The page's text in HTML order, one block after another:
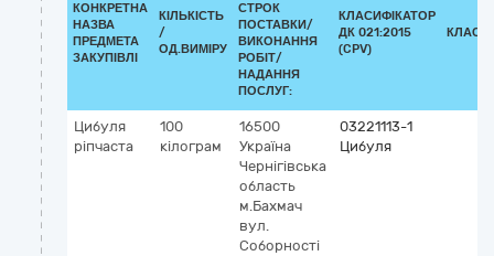
КОНКРЕТНА
НАЗВА
ПРЕДМЕТА
ЗАКУПІВЛІ
КІЛЬКІСТЬ
/
ОД.ВИМІРУ
СТРОК
ПОСТАВКИ/
ВИКОНАННЯ
РОБІТ/
НАДАННЯ
ПОСЛУГ:
КЛАСИФІКАТОР
ДК 021:2015
(CPV)
Цибуля
ріпчаста
100
кілограм
16500
Україна
Чернігівська
область
м.Бахмач
вул.
Соборності
03221113-1
Цибуля